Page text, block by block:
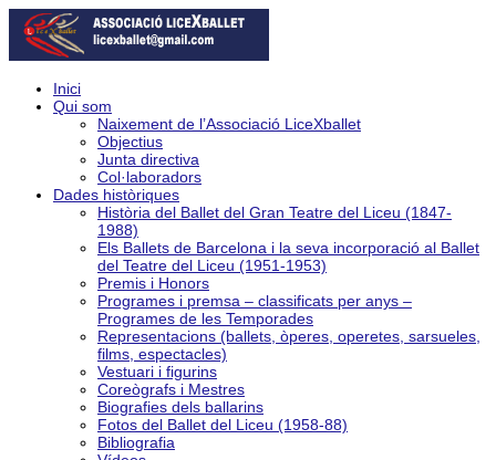
Inici
Qui som
Naixement de l’Associació LiceXballet
Objectius
Junta directiva
Col·laboradors
Dades històriques
Història del Ballet del Gran Teatre del Liceu (1847-
1988)
Els Ballets de Barcelona i la seva incorporació al Ballet
del Teatre del Liceu (1951-1953)
Premis i Honors
Programes i premsa – classificats per anys –
Programes de les Temporades
Representacions (ballets, òperes, operetes, sarsueles,
films, espectacles)
Vestuari i figurins
Coreògrafs i Mestres
Biografies dels ballarins
Fotos del Ballet del Liceu (1958-88)
Bibliografia